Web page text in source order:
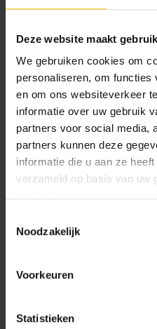
Deze website maakt
We gebruiken cookies om
personaliseren, om functies
en om ons websiteverkeer
informatie over uw gebruik
partners voor social media,
partners kunnen deze
informatie die u aan ze
verzameld op basis van uw
Noodzakelijk
Voorkeuren
Statistieken
View project
Other applications:
Facade
Infrastructure
Hospitality & Leisure
Noise-reducing paving
Business site